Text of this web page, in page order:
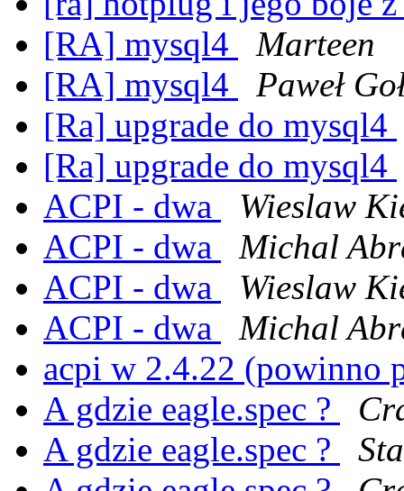
[RA] mysql4
Marteen
[RA] mysql4
Paweł
[Ra] upgrade do mysql4
[Ra] upgrade do mysql4
ACPI - dwa
Wieslaw
ACPI - dwa
Michal
ACPI - dwa
Wieslaw
ACPI - dwa
Michal
acpi w 2.4.22 (powinno
A gdzie eagle.spec ?
A gdzie eagle.spec ?